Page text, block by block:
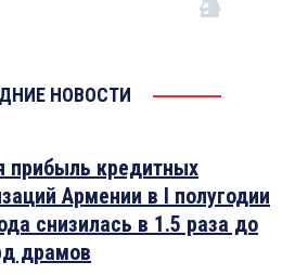
НОВОСТИ
прибыль кредитных
Армении в I полугодии
снизилась в 1.5 раза до
драмов